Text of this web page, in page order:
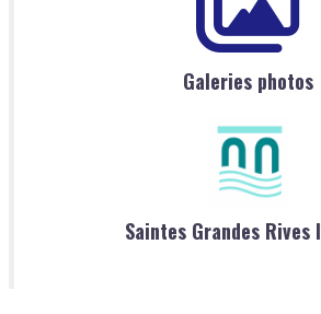
Galeries photos
Saintes Grandes Rives